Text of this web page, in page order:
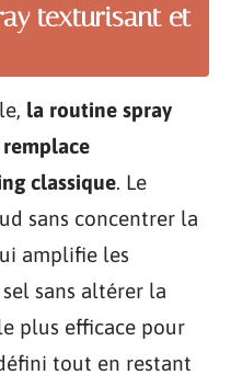
texturisant et
la routine spray
classique. Le
sans concentrer la
amplifie les
sans altérer la
plus efficace pour
tout en restant